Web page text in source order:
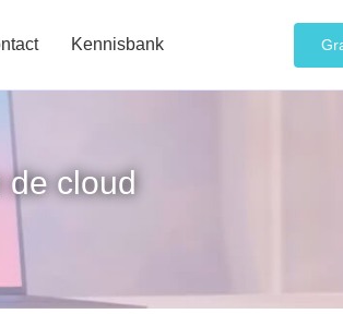
Kennisbank
cloud